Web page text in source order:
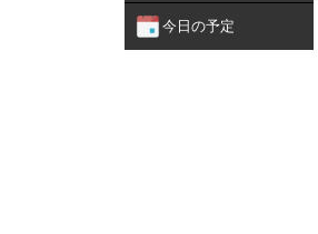
今日の予定